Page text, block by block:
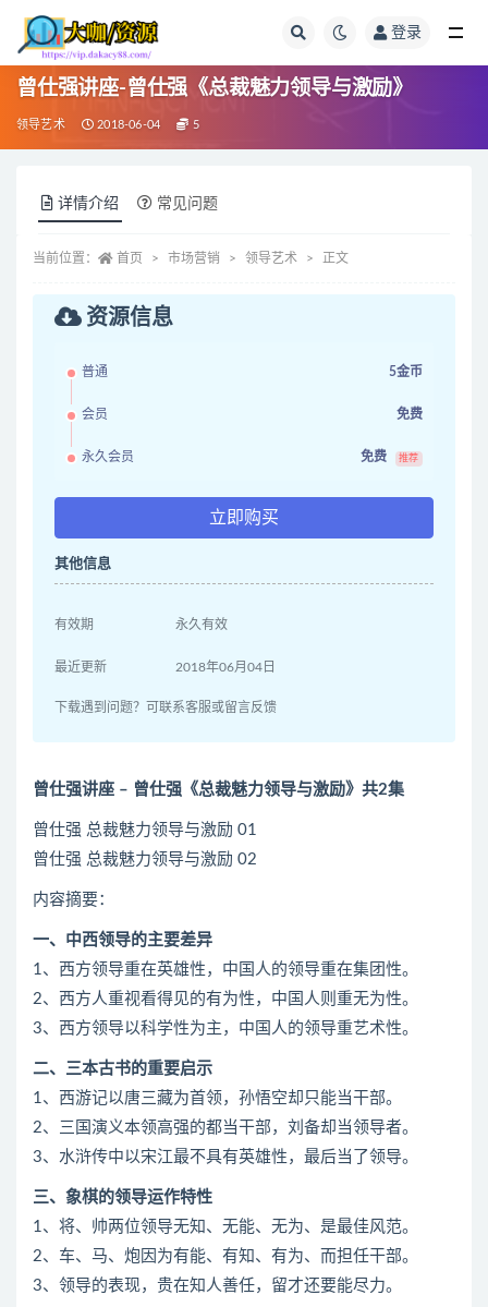
登录
曾仕强讲座-曾仕强《总裁魅力领导与激励》
领导艺术 2018-06-04 5
详情介绍 常见问题
当前位置： 首页 市场营销 领导艺术 正文
资源信息
普通 5金币
会员 免费
永久会员 免费 推荐
立即购买
其他信息
有效期 永久有效
最近更新 2018年06月04日
下载遇到问题？可联系客服或留言反馈
曾仕强讲座 – 曾仕强《总裁魅力领导与激励》 共2集
曾仕强 总裁魅力领导与激励 01
曾仕强 总裁魅力领导与激励 02
内容摘要：
一、中西领导的主要差异
1、西方领导重在英雄性，中国人的领导重在集团性。
2、西方人重视看得见的有为性，中国人则重无为性。
3、西方领导以科学性为主，中国人的领导重艺术性。
二、三本古书的重要启示
1、西游记以唐三藏为首领，孙悟空却只能当干部。
2、三国演义本领高强的都当干部，刘备却当领导者。
3、水浒传中以宋江最不具有英雄性，最后当了领导。
三、象棋的领导运作特性
1、将、帅两位领导无知、无能、无为、是最佳风范。
2、车、马、炮因为有能、有知、有为、而担任干部。
3、领导的表现，贵在知人善任，留才还要能尽力。
全部